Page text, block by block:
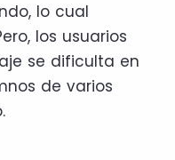
lo cual
los usuarios
se dificulta en
de varios